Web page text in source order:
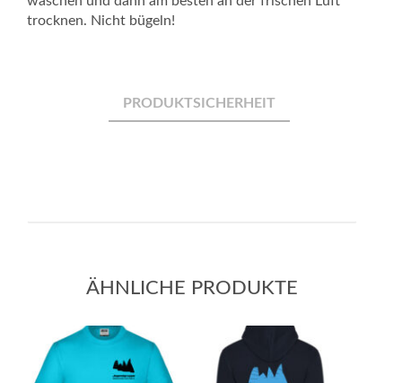
trocknen. Nicht bügeln!
PRODUKTSICHERHEIT
ÄHNLICHE PRODUKTE